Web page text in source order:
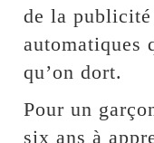
de la publicité
automatiques
qu’on dort.
Pour un
six ans à